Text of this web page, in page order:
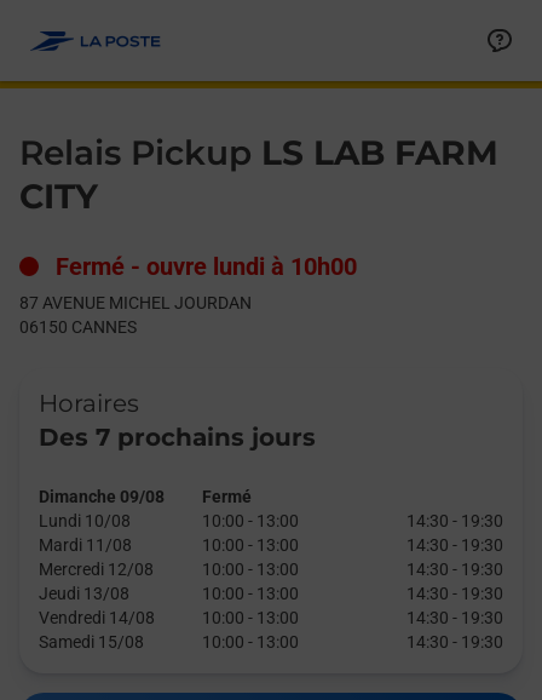
Relais Pickup LS LAB FARM
CITY
Fermé - ouvre lundi à 10h00
87 AVENUE MICHEL JOURDAN
06150 CANNES
Horaires
Des 7 prochains jours
Dimanche 09/08
Fermé
Lundi 10/08
10:00 - 13:00 14:30 - 19:30
Mardi 11/08
10:00 - 13:00 14:30 - 19:30
Mercredi 12/08
10:00 - 13:00 14:30 - 19:30
Jeudi 13/08
10:00 - 13:00 14:30 - 19:30
Vendredi 14/08
10:00 - 13:00 14:30 - 19:30
Samedi 15/08
10:00 - 13:00 14:30 - 19:30